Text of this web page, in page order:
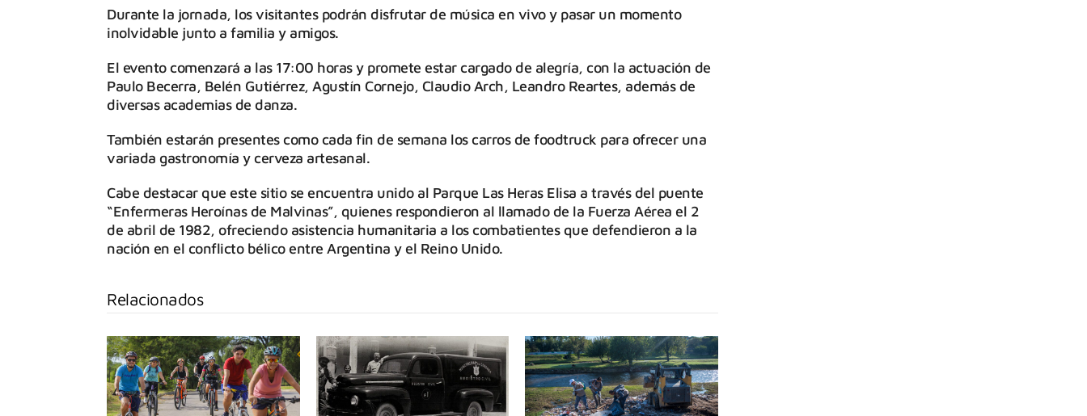
Durante la jornada, los visitantes podrán disfrutar de música en vivo y pasar un momento
inolvidable junto a familia y amigos.
El evento comenzará a las 17:00 horas y promete estar cargado de alegría, con la actuación de
Paulo Becerra, Belén Gutiérrez, Agustín Cornejo, Claudio Arch, Leandro Reartes, además de
diversas academias de danza.
También estarán presentes como cada fin de semana los carros de foodtruck para ofrecer una
variada gastronomía y cerveza artesanal.
Cabe destacar que este sitio se encuentra unido al Parque Las Heras Elisa a través del puente
“Enfermeras Heroínas de Malvinas”, quienes respondieron al llamado de la Fuerza Aérea el 2
de abril de 1982, ofreciendo asistencia humanitaria a los combatientes que defendieron a la
nación en el conflicto bélico entre Argentina y el Reino Unido.
Relacionados